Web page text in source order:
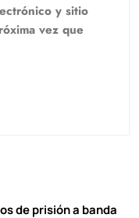
y sitio
vez que
de prisión a banda